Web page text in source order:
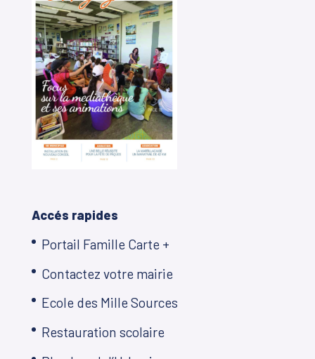
Accés rapides
Portail Famille Carte +
Contactez votre mairie
Ecole des Mille Sources
Restauration scolaire